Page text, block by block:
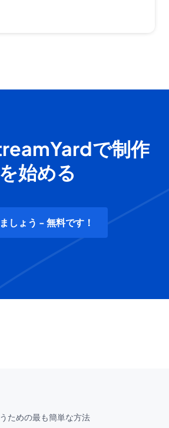
で制作
を始める
しょう - 無料です！
ための最も簡単な方法